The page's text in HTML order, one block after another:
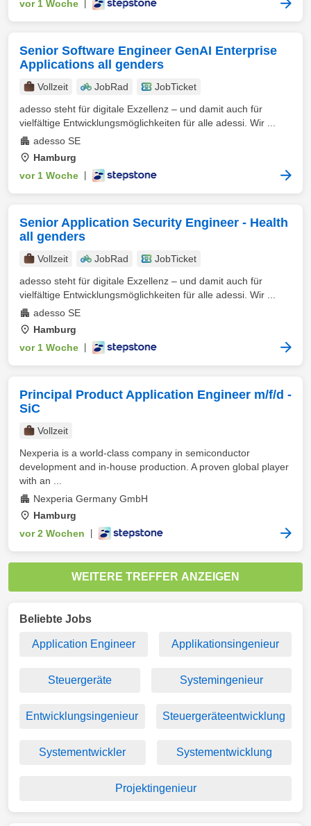
vor 1 Woche
Senior Software Engineer GenAI Enterprise
Applications all genders
Vollzeit JobRad
JobTicket
adesso steht für digitale Exzellenz – und damit auch für
vielfältige Entwicklungsmöglichkeiten für alle adessi. Wir ...
adesso SE
Hamburg
vor 1 Woche
Senior Application Security Engineer - Health
all genders
Vollzeit JobRad
JobTicket
adesso steht für digitale Exzellenz – und damit auch für
vielfältige Entwicklungsmöglichkeiten für alle adessi. Wir ...
adesso SE
Hamburg
vor 1 Woche
Principal Product Application Engineer m/f/d -
SiC
Vollzeit
Nexperia is a world-class company in semiconductor
development and in-house production. A proven global player
with an ...
Nexperia Germany GmbH
Hamburg
vor 2 Wochen
WEITERE TREFFER ANZEIGEN
Beliebte Jobs
Application Engineer Applikationsingenieur
Steuergeräte Systemingenieur
Entwicklungsingenieur Steuergeräteentwicklung
Systementwickler Systementwicklung
Projektingenieur